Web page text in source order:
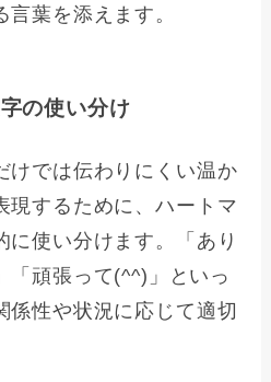
葉を添えます。
の使い分け
けでは伝わりにくい温か
現するために、ハートマ
に使い分けます。「あり
頑張って(^^)」といっ
係性や状況に応じて適切